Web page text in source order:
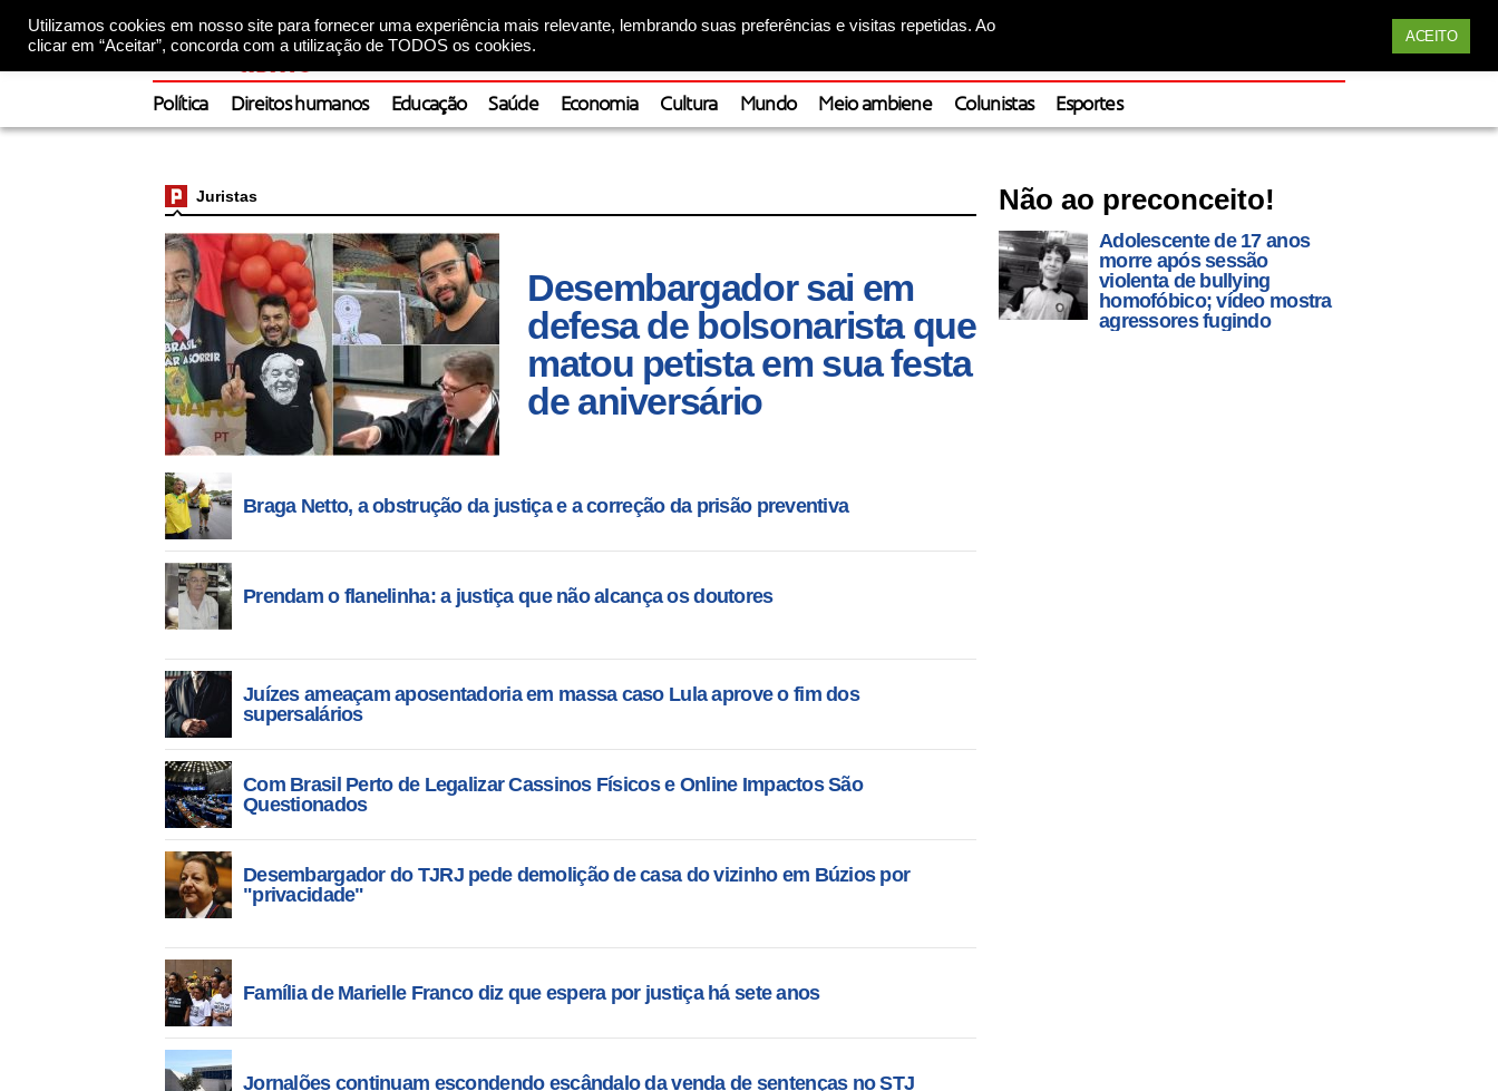
Utilizamos cookies em nosso site para fornecer uma experiência mais relevante, lembrando suas preferências e visitas repetidas. Ao
clicar em “Aceitar”, concorda com a utilização de TODOS os cookies.
ACEITO
Política Direitos humanos Educação Saúde Economia Cultura Mundo Meio ambiene Colunistas Esportes
Juristas
Desembargador sai em
defesa de bolsonarista que
matou petista em sua festa
de aniversário
Braga Netto, a obstrução da justiça e a correção da prisão preventiva
Prendam o flanelinha: a justiça que não alcança os doutores
Juízes ameaçam aposentadoria em massa caso Lula aprove o fim dos
supersalários
Com Brasil Perto de Legalizar Cassinos Físicos e Online Impactos São
Questionados
Desembargador do TJRJ pede demolição de casa do vizinho em Búzios por
"privacidade"
Família de Marielle Franco diz que espera por justiça há sete anos
Jornalões continuam escondendo escândalo da venda de sentenças no STJ
Não ao preconceito!
Adolescente de 17 anos
morre após sessão
violenta de bullying
homofóbico; vídeo mostra
agressores fugindo